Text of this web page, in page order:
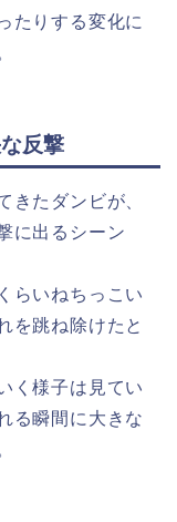
たりする変化に
反撃
きたダンビが、
に出るシーン
らいねちっこい
を跳ね除けたと
く様子は見てい
る瞬間に大きな